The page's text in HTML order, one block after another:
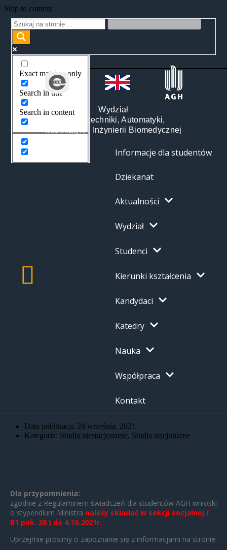
Skip to content
Exact matches only
Search in title
Search in content
Wydział
Elektrotechniki, Automatyki,
Informatyki i Inżynierii Biomedycznej
Informacje dla studentów
Dziekanat
Aktualności
Wydział
Studenci
Kierunki kształcenia
Kandydaci
Katedry
Nauka
Współpraca
Kontakt
Data publikacji: 28 września, 2021
Kategoria: Studia niestacjonarne, Studia stacjonarne
Dla przypomnienia:
zgodnie z Regulaminem świadczeń dla studentów AGH wnioski
o stypendium Ministra należy składać w sekcji socjalnej (
B1 pok. 26 ) do 4.10.2021r.
Uprzejmie prosimy o zapoznanie się z informacjami na stronie: